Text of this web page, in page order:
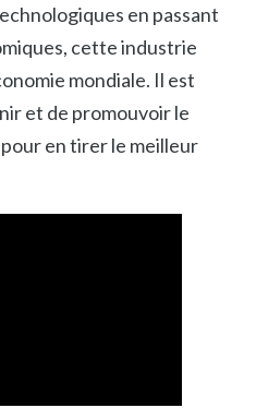
en passant
cette industrie
mondiale. Il est
et de promouvoir le
en tirer le meilleur